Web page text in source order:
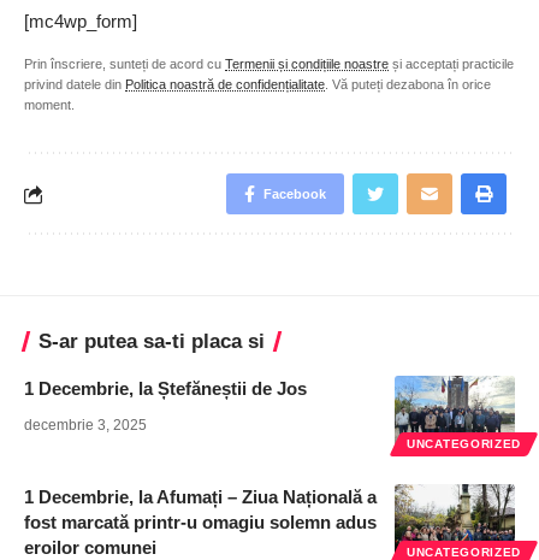
[mc4wp_form]
Prin înscriere, sunteți de acord cu Termenii și condițiile noastre și acceptați practicile
privind datele din Politica noastră de confidențialitate . Vă puteți dezabona în orice
moment.
Facebook
S-ar putea sa-ti placa si
UNCATEGORIZED
1 Decembrie, la Ștefăneștii de Jos
decembrie 3, 2025
UNCATEGORIZED
1 Decembrie, la Afumați – Ziua Națională a
fost marcată printr-u omagiu solemn adus
eroilor comunei